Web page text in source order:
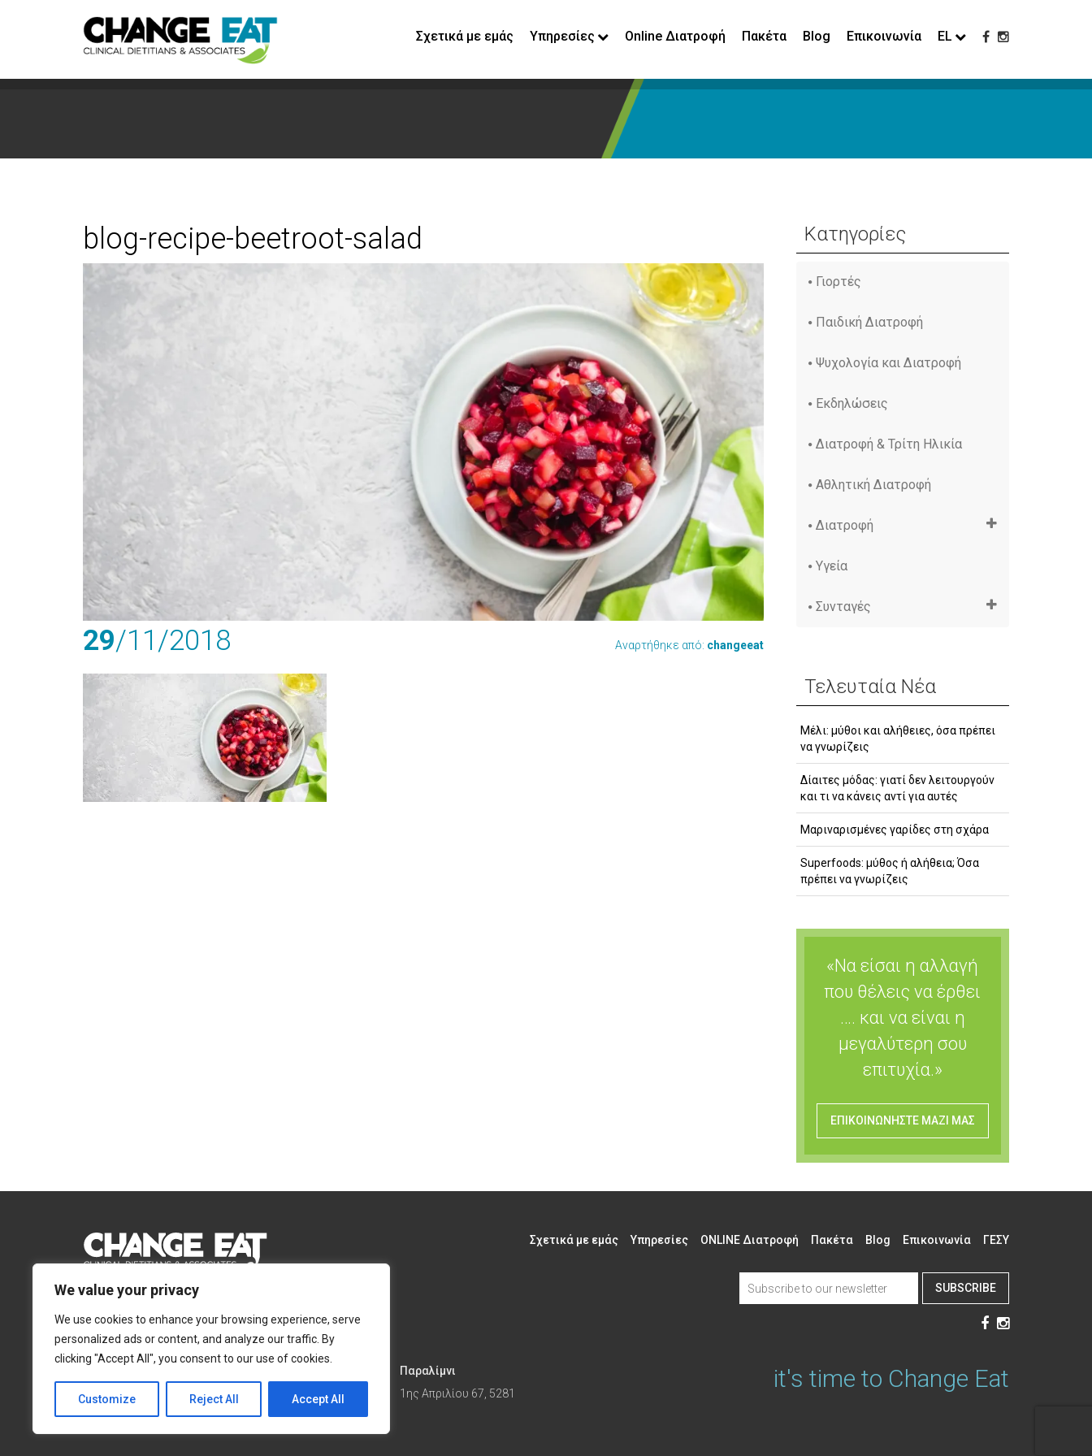
We value your privacy
We use cookies to enhance your browsing experience, serve
personalized ads or content, and analyze our traffic. By
clicking "Accept All", you consent to our use of cookies.
Customize Reject All Accept All
Σχετικά με εμάς Υπηρεσίες Online Διατροφή Πακέτα Blog Επικοινωνία EL
blog-recipe-beetroot-salad
29/11/2018 Αναρτήθηκε από: changeeat
Κατηγορίες
Γιορτές
Παιδική Διατροφή
Ψυχολογία και Διατροφή
Εκδηλώσεις
Διατροφή & Τρίτη Ηλικία
Αθλητική Διατροφή
Διατροφή
Υγεία
Συνταγές
Τελευταία Νέα
Μέλι: μύθοι και αλήθειες, όσα πρέπει
να γνωρίζεις
Δίαιτες μόδας: γιατί δεν λειτουργούν
και τι να κάνεις αντί για αυτές
Μαριναρισμένες γαρίδες στη σχάρα
Superfoods: μύθος ή αλήθεια; Όσα
πρέπει να γνωρίζεις
«Να είσαι η αλλαγή
που θέλεις να έρθει
…. και να είναι η
μεγαλύτερη σου
επιτυχία.»
ΕΠΙΚΟΙΝΩΝΗΣΤΕ ΜΑΖΙ ΜΑΣ
Email:Info@changeeat.com.cy
Telephone: 77 77 77 51
Σχετικά με εμάς Υπηρεσίες ONLINE Διατροφή Πακέτα Blog Επικοινωνία ΓΕΣΥ
SUBSCRIBE
Αγίας Άννας 4, 2054,
Αγίας Φυλάξεως 32,
Παραλίμνι
1ης Απριλίου 67, 5281
it's time to Change Eat